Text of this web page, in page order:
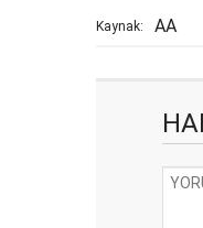
Kaynak: AA